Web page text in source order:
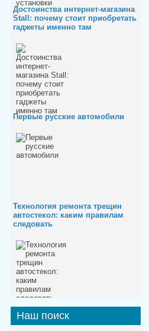
Достоинства интернет-магазина
Stall: почему стоит приобретать
гаджеты именно там
Первые русские автомобили
Технология ремонта трещин
автостекол: каким правилам
следовать
Наш поиск